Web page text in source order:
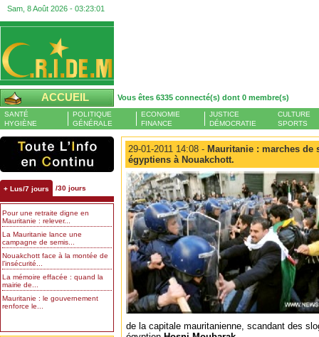
Sam, 8 Août 2026 - 03:23:02
ACCUEIL Vous êtes 6335 connecté(s) dont 0 membre(s)
SANTÉ
HYGIÈNE
POLITIQUE
GÉNÉRALE
ECONOMIE
FINANCE
JUSTICE
DÉMOCRATIE
CULTURE
SPORTS
+ Lus/7 jours /30 jours
Pour une retraite digne en
Mauritanie : relever...
La Mauritanie lance une
campagne de semis...
Nouakchott face à la montée de
l’insécurité...
La mémoire effacée : quand la
mairie de...
Mauritanie : le gouvernement
renforce le...
29-01-2011 14:08 - Mauritanie : marches de
égyptiens à Nouakchott.
de la capitale mauritanienne, scandant des